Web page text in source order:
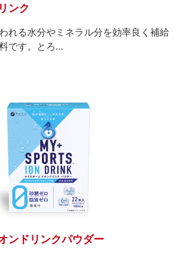
ンク
れる水分やミネラル分を効率良く補給
です。とろ…
ンドリンクパウダー